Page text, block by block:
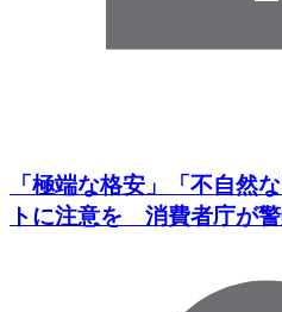
「極端な格安」「不自然
トに注意を 消費者庁が